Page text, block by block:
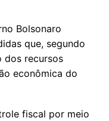
Bolsonaro
que, segundo
dos recursos
econômica do
fiscal por meio